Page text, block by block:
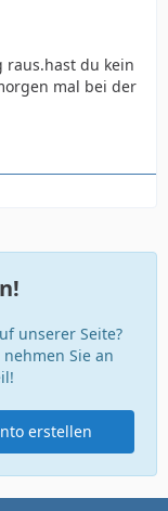
raus.hast du kein
mal bei der
unserer Seite?
Sie an
erstellen